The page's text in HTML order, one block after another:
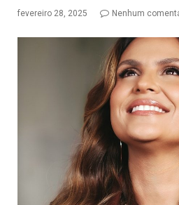
fevereiro 28, 2025 Nenhum